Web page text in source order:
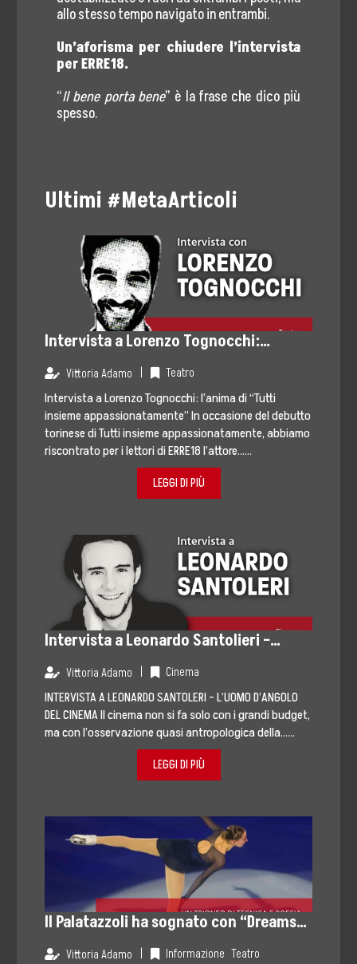
allo stesso tempo navigato in entrambi.
Un’aforisma per chiudere l’intervista
per ERRE18.
“Il bene porta bene” è la frase che dico più
spesso.
Ultimi #MetaArticoli
Intervista a Lorenzo Tognocchi:
l’anima di “Tutti insieme
appassionatamente”
Vittoria Adamo Teatro
Intervista a Lorenzo Tognocchi: l’anima di “Tutti
insieme appassionatamente” In occasione del debutto
torinese di Tutti insieme appassionatamente, abbiamo
riscontrato per i lettori di ERRE18 l’attore…...
LEGGI DI PIÙ
Intervista a Leonardo Santolieri –
L’uomo d’Angolo del Cinema
Vittoria Adamo Cinema
INTERVISTA A LEONARDO SANTOLERI – L’UOMO D’ANGOLO
DEL CINEMA Il cinema non si fa solo con i grandi budget,
ma con l’osservazione quasi antropologica della…...
LEGGI DI PIÙ
Il Palatazzoli ha sognato con “Dreams
on Ice”: un trionfo tra tecnica e poesia
Vittoria Adamo Informazione Teatro